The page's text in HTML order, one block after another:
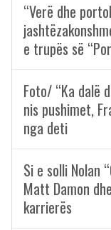
“Verë dhe
e trupës së
Foto/ “Ka dalë
nis pushimet,
nga deti
Si e solli Nolan
Matt Damon
karrierës